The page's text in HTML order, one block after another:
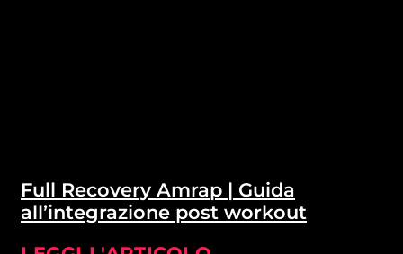
Full Recovery Amrap | Guida
all’integrazione post workout